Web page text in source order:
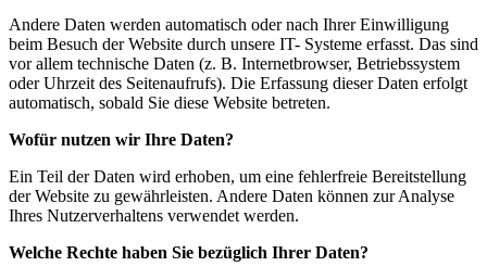
Andere Daten werden automatisch oder nach Ihrer Einwilligung
beim Besuch der Website durch unsere IT- Systeme erfasst. Das sind
vor allem technische Daten (z. B. Internetbrowser, Betriebssystem
oder Uhrzeit des Seitenaufrufs). Die Erfassung dieser Daten erfolgt
automatisch, sobald Sie diese Website betreten.
Wofür nutzen wir Ihre Daten?
Ein Teil der Daten wird erhoben, um eine fehlerfreie Bereitstellung
der Website zu gewährleisten. Andere Daten können zur Analyse
Ihres Nutzerverhaltens verwendet werden.
Welche Rechte haben Sie bezüglich Ihrer Daten?